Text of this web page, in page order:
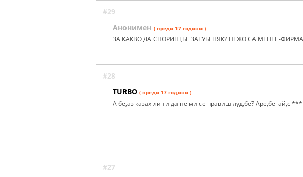
#29
Анонимен ( преди 17 години )
ЗА КАКВО ДА СПОРИШ,БЕ ЗАГУБЕНЯК? ПЕЖО СА МЕНТЕ-
#28
TURВО ( преди 17 години )
А бе,аз казах ли ти да не ми се правиш луд,бе? Аре,бегай,с
#27